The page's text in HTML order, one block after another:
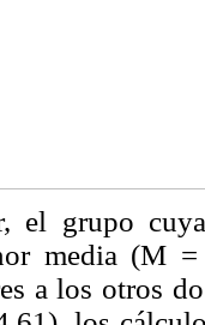
el grupo
media (M
a los otros